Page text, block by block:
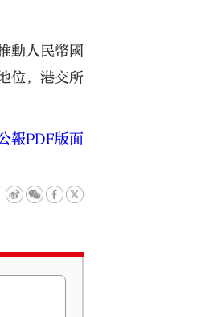
動人民幣國
位，港交所
報PDF版面